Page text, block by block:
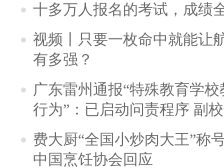
十多万人报名的考试，成绩
视频丨只要一枚命中就能让
有多强？
广东雷州通报“特殊教育学
行为”：已启动问责程序 副
费大厨“全国小炒肉大王”称
中国烹饪协会回应